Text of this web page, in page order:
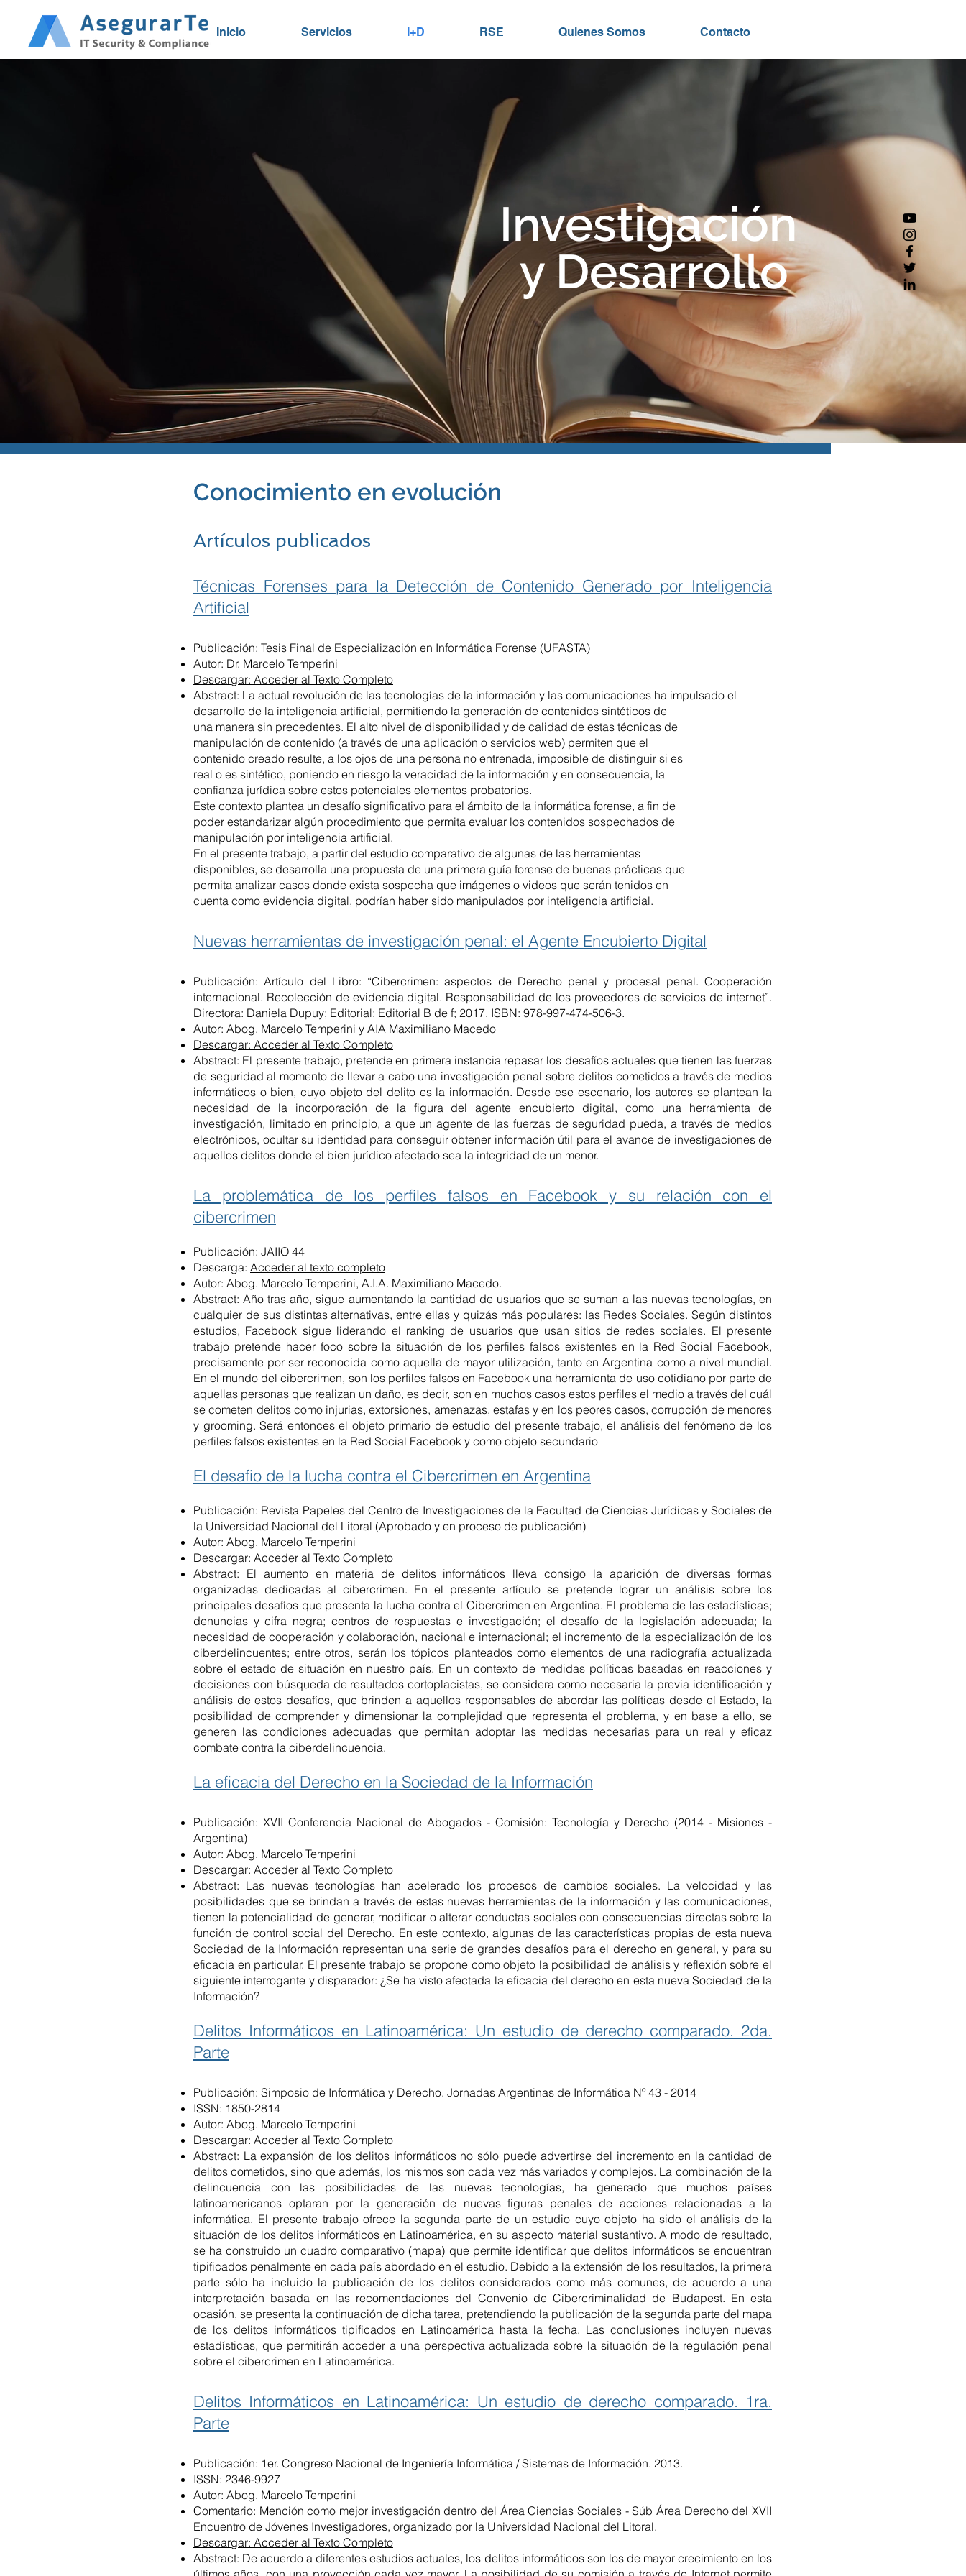
Inicio Servicios I+D RSE Quienes Somos Contacto
Investigación
y Desarrollo
Conocimiento en evolución
Artículos publicados
Técnicas Forenses para la Detección de Contenido Generado por Inteligencia
Artificial
Publicación: Tesis Final de Especialización en Informática Forense (UFASTA)
Autor: Dr. Marcelo Temperini
Descargar: Acceder al Texto Completo
Abstract: La actual revolución de las tecnologías de la información y las comunicaciones ha impulsado el
desarrollo de la inteligencia artificial, permitiendo la generación de contenidos sintéticos de
una manera sin precedentes. El alto nivel de disponibilidad y de calidad de estas técnicas de
manipulación de contenido (a través de una aplicación o servicios web) permiten que el
contenido creado resulte, a los ojos de una persona no entrenada, imposible de distinguir si es
real o es sintético, poniendo en riesgo la veracidad de la información y en consecuencia, la
confianza jurídica sobre estos potenciales elementos probatorios.
Este contexto plantea un desafío significativo para el ámbito de la informática forense, a fin de
poder estandarizar algún procedimiento que permita evaluar los contenidos sospechados de
manipulación por inteligencia artificial.
En el presente trabajo, a partir del estudio comparativo de algunas de las herramientas
disponibles, se desarrolla una propuesta de una primera guía forense de buenas prácticas que
permita analizar casos donde exista sospecha que imágenes o videos que serán tenidos en
cuenta como evidencia digital, podrían haber sido manipulados por inteligencia artificial.
Nuevas herramientas de investigación penal: el Agente Encubierto Digital
Publicación: Artículo del Libro: “Cibercrimen: aspectos de Derecho penal y procesal penal. Cooperación
internacional. Recolección de evidencia digital. Responsabilidad de los proveedores de servicios de internet”.
Directora: Daniela Dupuy; Editorial: Editorial B de f; 2017. ISBN: 978-997-474-506-3.
Autor: Abog. Marcelo Temperini y AIA Maximiliano Macedo
Descargar: Acceder al Texto Completo
Abstract: El presente trabajo, pretende en primera instancia repasar los desafíos actuales que tienen las fuerzas
de seguridad al momento de llevar a cabo una investigación penal sobre delitos cometidos a través de medios
informáticos o bien, cuyo objeto del delito es la información. Desde ese escenario, los autores se plantean la
necesidad de la incorporación de la figura del agente encubierto digital, como una herramienta de
investigación, limitado en principio, a que un agente de las fuerzas de seguridad pueda, a través de medios
electrónicos, ocultar su identidad para conseguir obtener información útil para el avance de investigaciones de
aquellos delitos donde el bien jurídico afectado sea la integridad de un menor.
La problemática de los perfiles falsos en Facebook y su relación con el
cibercrimen
Publicación: JAIIO 44
Descarga: Acceder al texto completo
Autor: Abog. Marcelo Temperini, A.I.A. Maximiliano Macedo.
Abstract: Año tras año, sigue aumentando la cantidad de usuarios que se suman a las nuevas tecnologías, en
cualquier de sus distintas alternativas, entre ellas y quizás más populares: las Redes Sociales. Según distintos
estudios, Facebook sigue liderando el ranking de usuarios que usan sitios de redes sociales. El presente
trabajo pretende hacer foco sobre la situación de los perfiles falsos existentes en la Red Social Facebook,
precisamente por ser reconocida como aquella de mayor utilización, tanto en Argentina como a nivel mundial.
En el mundo del cibercrimen, son los perfiles falsos en Facebook una herramienta de uso cotidiano por parte de
aquellas personas que realizan un daño, es decir, son en muchos casos estos perfiles el medio a través del cuál
se cometen delitos como injurias, extorsiones, amenazas, estafas y en los peores casos, corrupción de menores
y grooming. Será entonces el objeto primario de estudio del presente trabajo, el análisis del fenómeno de los
perfiles falsos existentes en la Red Social Facebook y como objeto secundario
El desafio de la lucha contra el Cibercrimen en Argentina
Publicación: Revista Papeles del Centro de Investigaciones de la Facultad de Ciencias Jurídicas y Sociales de
la Universidad Nacional del Litoral (Aprobado y en proceso de publicación)
Autor: Abog. Marcelo Temperini
Descargar: Acceder al Texto Completo
Abstract: El aumento en materia de delitos informáticos lleva consigo la aparición de diversas formas
organizadas dedicadas al cibercrimen. En el presente artículo se pretende lograr un análisis sobre los
principales desafíos que presenta la lucha contra el Cibercrimen en Argentina. El problema de las estadísticas;
denuncias y cifra negra; centros de respuestas e investigación; el desafío de la legislación adecuada; la
necesidad de cooperación y colaboración, nacional e internacional; el incremento de la especialización de los
ciberdelincuentes; entre otros, serán los tópicos planteados como elementos de una radiografía actualizada
sobre el estado de situación en nuestro país. En un contexto de medidas políticas basadas en reacciones y
decisiones con búsqueda de resultados cortoplacistas, se considera como necesaria la previa identificación y
análisis de estos desafíos, que brinden a aquellos responsables de abordar las políticas desde el Estado, la
posibilidad de comprender y dimensionar la complejidad que representa el problema, y en base a ello, se
generen las condiciones adecuadas que permitan adoptar las medidas necesarias para un real y eficaz
combate contra la ciberdelincuencia.
La eficacia del Derecho en la Sociedad de la Información
Publicación: XVII Conferencia Nacional de Abogados - Comisión: Tecnología y Derecho (2014 - Misiones -
Argentina)
Autor: Abog. Marcelo Temperini
Descargar: Acceder al Texto Completo
Abstract: Las nuevas tecnologías han acelerado los procesos de cambios sociales. La velocidad y las
posibilidades que se brindan a través de estas nuevas herramientas de la información y las comunicaciones,
tienen la potencialidad de generar, modificar o alterar conductas sociales con consecuencias directas sobre la
función de control social del Derecho. En este contexto, algunas de las características propias de esta nueva
Sociedad de la Información representan una serie de grandes desafíos para el derecho en general, y para su
eficacia en particular. El presente trabajo se propone como objeto la posibilidad de análisis y reflexión sobre el
siguiente interrogante y disparador: ¿Se ha visto afectada la eficacia del derecho en esta nueva Sociedad de la
Información?
Delitos Informáticos en Latinoamérica: Un estudio de derecho comparado. 2da.
Parte
Publicación: Simposio de Informática y Derecho. Jornadas Argentinas de Informática Nº 43 - 2014
ISSN: 1850-2814
Autor: Abog. Marcelo Temperini
Descargar: Acceder al Texto Completo
Abstract: La expansión de los delitos informáticos no sólo puede advertirse del incremento en la cantidad de
delitos cometidos, sino que además, los mismos son cada vez más variados y complejos. La combinación de la
delincuencia con las posibilidades de las nuevas tecnologías, ha generado que muchos países
latinoamericanos optaran por la generación de nuevas figuras penales de acciones relacionadas a la
informática. El presente trabajo ofrece la segunda parte de un estudio cuyo objeto ha sido el análisis de la
situación de los delitos informáticos en Latinoamérica, en su aspecto material sustantivo. A modo de resultado,
se ha construido un cuadro comparativo (mapa) que permite identificar que delitos informáticos se encuentran
tipificados penalmente en cada país abordado en el estudio. Debido a la extensión de los resultados, la primera
parte sólo ha incluido la publicación de los delitos considerados como más comunes, de acuerdo a una
interpretación basada en las recomendaciones del Convenio de Cibercriminalidad de Budapest. En esta
ocasión, se presenta la continuación de dicha tarea, pretendiendo la publicación de la segunda parte del mapa
de los delitos informáticos tipificados en Latinoamérica hasta la fecha. Las conclusiones incluyen nuevas
estadísticas, que permitirán acceder a una perspectiva actualizada sobre la situación de la regulación penal
sobre el cibercrimen en Latinoamérica.
Delitos Informáticos en Latinoamérica: Un estudio de derecho comparado. 1ra.
Parte
Publicación: 1er. Congreso Nacional de Ingeniería Informática / Sistemas de Información. 2013.
ISSN: 2346-9927
Autor: Abog. Marcelo Temperini
Comentario: Mención como mejor investigación dentro del Área Ciencias Sociales - Súb Área Derecho del XVII
Encuentro de Jóvenes Investigadores, organizado por la Universidad Nacional del Litoral.
Descargar: Acceder al Texto Completo
Abstract: De acuerdo a diferentes estudios actuales, los delitos informáticos son los de mayor crecimiento en los